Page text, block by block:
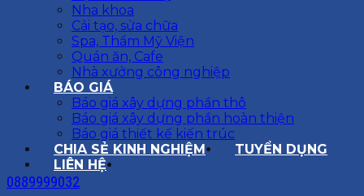
Nha khoa
Cải tạo, sửa chữa
Spa, Thẩm Mỹ Viện
Quán ăn, Cafe
Nhà xưởng công nghiệp
BÁO GIÁ
Báo giá xây dựng phần thô
Báo giá xây dựng phần hoàn thiện
Báo giá thiết kế kiến trúc
CHIA SẺ KINH NGHIỆM
TUYỂN DỤNG
LIÊN HỆ
0889999032